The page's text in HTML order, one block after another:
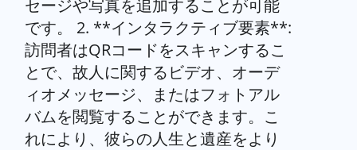
です。 2. **インタラクティブ要素**:
訪問者はQRコードをスキャンするこ
とで、故人に関するビデオ、オーデ
ィオメッセージ、またはフォトアル
バムを閲覧することができます。こ
れにより、彼らの人生と遺産をより